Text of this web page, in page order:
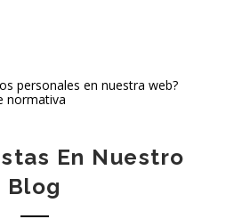
personales en nuestra web?
normativa
En Nuestro
Blog